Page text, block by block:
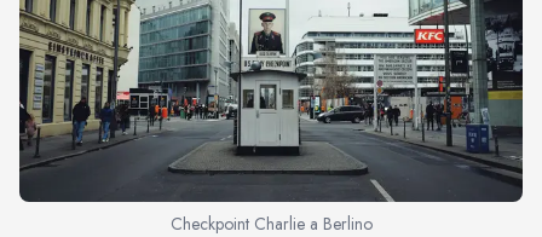
Checkpoint Charlie a Berlino